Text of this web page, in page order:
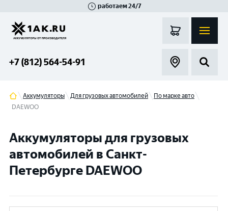
работаем 24/7
+7 (812) 564-54-91
Аккумуляторы Для грузовых автомобилей
По марке авто
DAEWOO
Аккумуляторы для грузовых
автомобилей в Санкт-
Петербурге DAEWOO
Гатчина